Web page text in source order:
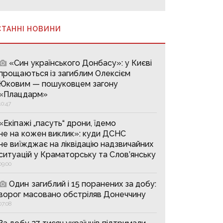
НОВИНИ
«Син українського Донбасу»: у Києві
із загиблим Олексієм
— пошуковцем загону
„пасуть“ дрони, їдемо
на кожен виклик»: куди ДСНС
виїжджає на ліквідацію надзвичайних
у Краматорську та Слов’янську
Один загиблий і 15 поранених за добу:
масовано обстріляв Донеччину